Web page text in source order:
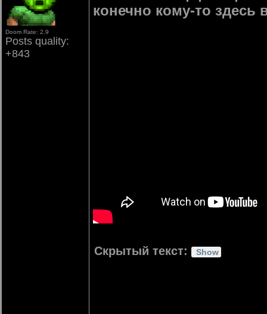
Doom Rate: 2.9
Posts quality:
+843
конечно кому-то здесь
Скрытый текст: